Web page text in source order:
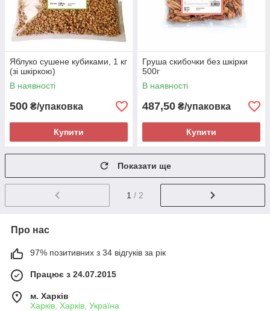
Яблуко сушене кубиками, 1 кг
(зі шкіркою)
В наявності
500 ₴/упаковка
Купити
Груша скибочки без шкірки
500г
В наявності
487,50 ₴/упаковка
Купити
Показати ще
1 / 2
Про нас
97% позитивних з 34 відгуків за рік
Працює з 24.07.2015
м. Харків
Харків, Харків, Україна